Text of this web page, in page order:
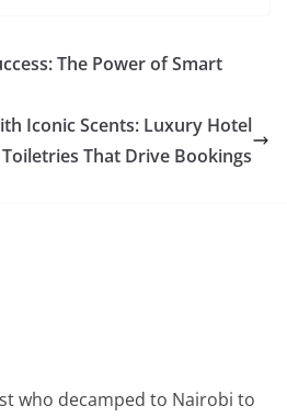
The Power of Smart
Iconic Scents: Luxury Hotel
Toiletries That Drive Bookings
who decamped to Nairobi to